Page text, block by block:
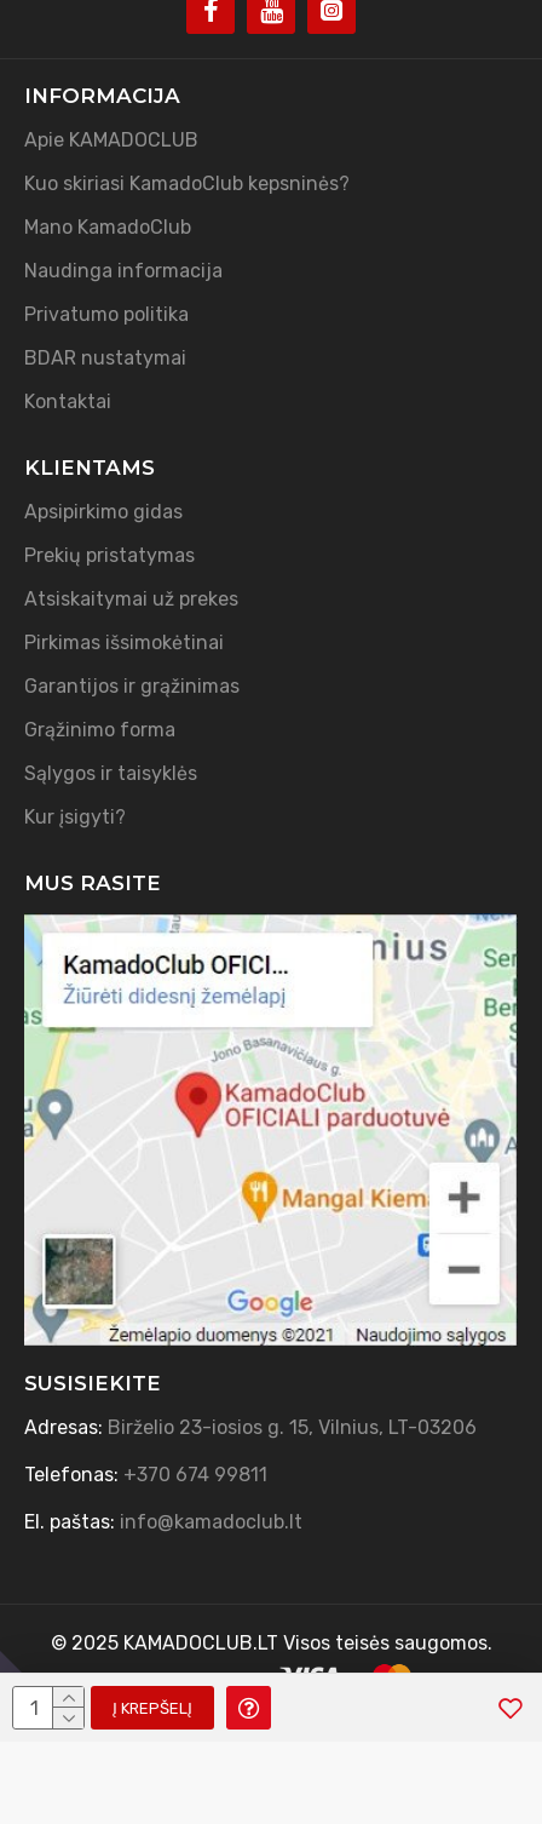
Į KREPŠELĮ
INFORMACIJA
Apie KAMADOCLUB
Kuo skiriasi KamadoClub kepsninės?
Mano KamadoClub
Naudinga informacija
Privatumo politika
BDAR nustatymai
Kontaktai
KLIENTAMS
Apsipirkimo gidas
Prekių pristatymas
Atsiskaitymai už prekes
Pirkimas išsimokėtinai
Garantijos ir grąžinimas
Grąžinimo forma
Sąlygos ir taisyklės
Kur įsigyti?
MUS RASITE
SUSISIEKITE
Adresas: Birželio 23-iosios g. 15, Vilnius, LT-03206
Telefonas: +370 674 99811
El. paštas: info@kamadoclub.lt
© 2025 KAMADOCLUB.LT Visos teisės saugomos.
Sprendimas: TVS.lt